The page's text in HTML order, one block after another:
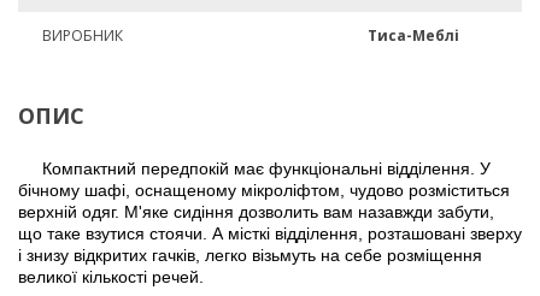
ВИРОБНИК Тиса-Меблі
ОПИС
Компактний передпокій має функціональні відділення. У
бічному шафі, оснащеному мікроліфтом, чудово розміститься
верхній одяг. М'яке сидіння дозволить вам назавжди забути,
що таке взутися стоячи. А місткі відділення, розташовані зверху
і знизу відкритих гачків, легко візьмуть на себе розміщення
великої кількості речей.